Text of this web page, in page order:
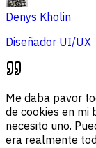
Denys Kholin
Diseñador UI/UX
Me daba pavor
de cookies en mi
necesito uno.
era realmente